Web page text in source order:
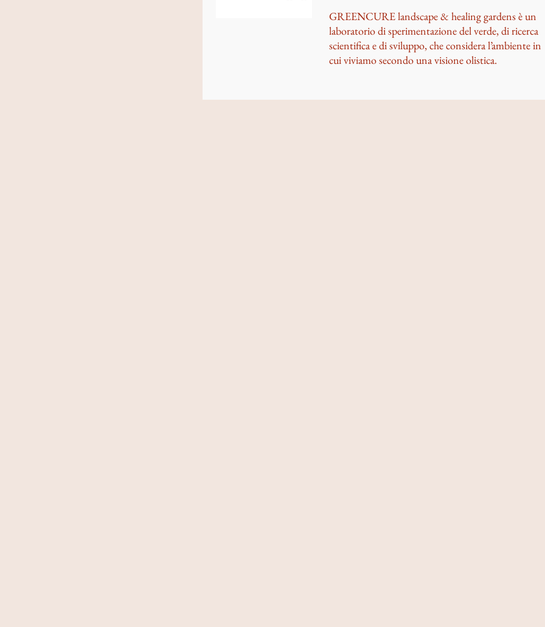
GREENCURE landscape & healing gardens è un
laboratorio di sperimentazione del verde, di ricerca
scientifica e di sviluppo, che considera l’ambiente in
cui viviamo secondo una visione olistica.